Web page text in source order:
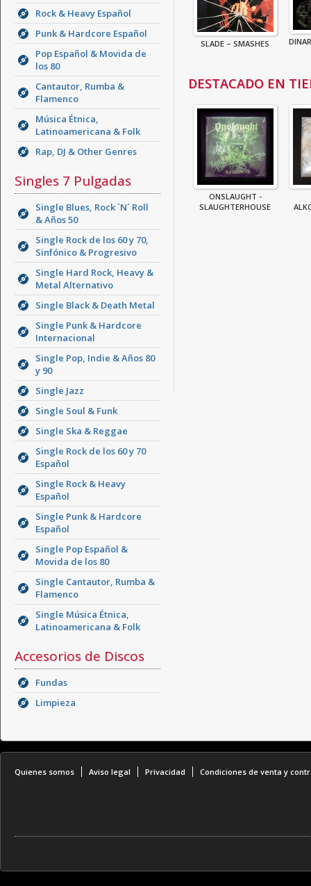
Rock & Heavy Español
Punk & Hardcore Español
Pop Español & Movida de
los 80
Cantautor, Rumba &
Flamenco
Música Étnica,
Latinoamericana & Folk
Rap, DJ & Other Genres
Singles 7 Pulgadas
Single Blues, Rock ´N´ Roll
& Años 50
Single Rock de los 60 y 70,
Sinfónico & Progresivo
Single Hard Rock, Heavy &
Metal Alternativo
Single Black & Death Metal
Single Punk & Hardcore
Internacional
Single Pop, Indie & Años 80
y 90
Single Jazz
Single Soul & Funk
Single Ska & Reggae
Single Rock de los 60 y 70
Español
Single Rock & Heavy
Español
Single Punk & Hardcore
Español
Single Pop Español &
Movida de los 80
Single Cantautor, Rumba &
Flamenco
Single Música Étnica,
Latinoamericana & Folk
Accesorios de Discos
Fundas
Limpieza
SLADE – SMASHES
DESTACADO EN
ONSLAUGHT -
SLAUGHTERHOUSE
Quienes somos Aviso legal Privacidad Condiciones de venta y